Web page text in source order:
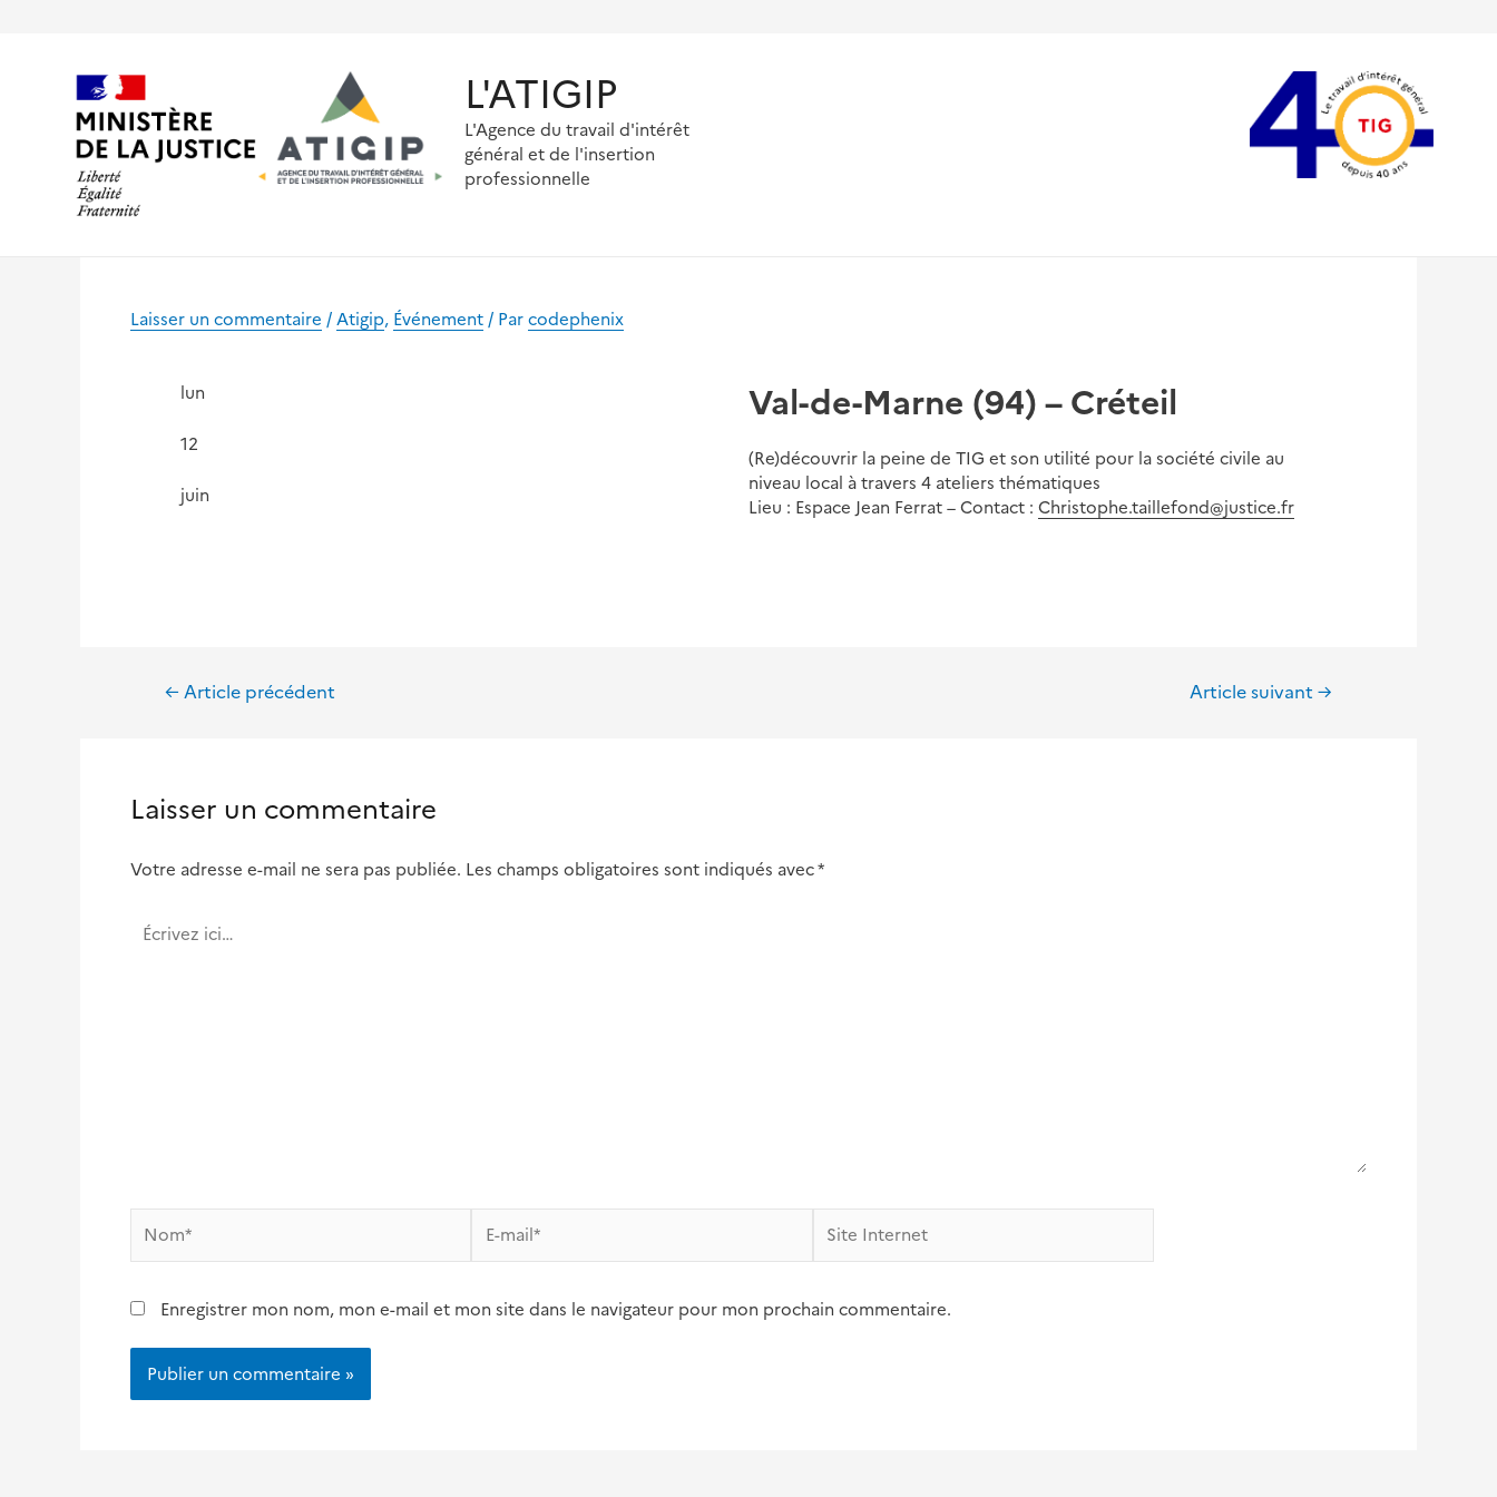
L'ATIGIP
L'Agence du travail d'intérêt
général et de l'insertion
professionnelle
Laisser un commentaire /Atigip, Événement/ Parcodephenix
lun
12
juin
Val-de-Marne (94) – Créteil
(Re)découvrir la peine de TIG et son utilité pour la société civile au
niveau local à travers 4 ateliers thématiques
Lieu : Espace Jean Ferrat – Contact : Christophe.taillefond@justice.fr
Navigation
← Article précédent Article suivant→
Laisser un commentaire
Votre adresse e-mail ne sera pas publiée. Les champs obligatoires sont indiqués avec*
ici…
mail*
Internet
Enregistrer mon nom, mon e-mail et mon site dans le navigateur pour mon prochain commentaire.